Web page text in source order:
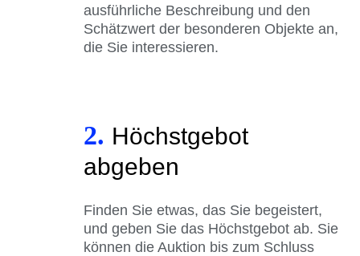
ausführliche Beschreibung und den
Schätzwert der besonderen Objekte an,
die Sie interessieren.
2. Höchstgebot
abgeben
Finden Sie etwas, das Sie begeistert,
und geben Sie das Höchstgebot ab. Sie
können die Auktion bis zum Schluss